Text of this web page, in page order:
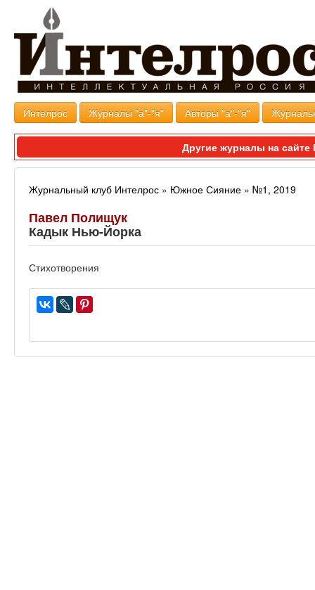
Интелрос Журналы "а"-"я" Авторы "а"-"я"
Другие журналы на
Журнальный клуб Интелрос » Южное Сияние » №1, 2019
Павел Полищук
Кадык Нью-Йорка
Стихотворения